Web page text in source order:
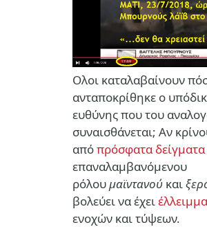
Ολοι καταλαβαίνουν
ανταποκρίθηκε ο
ευθύνης που του
συναισθάνεται; Αν
απόπρόσφατα δείγματα
επαναλαμβανόμενου
ρόλουμαϊντανού και
βολεύει να έχειέλλειμμα
ενοχών και τύψεων.